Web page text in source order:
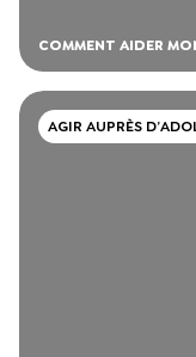
COMMENT AIDER
AGIR AUPRÈS